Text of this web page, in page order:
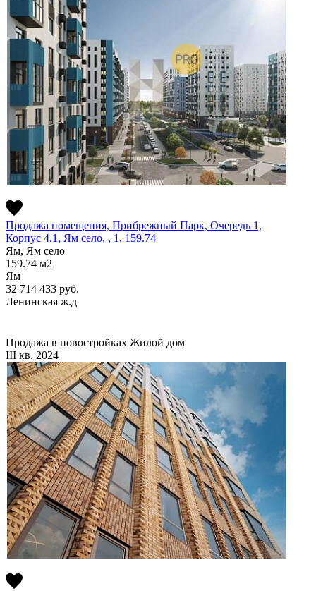
Продажа помещения, Прибрежный Парк, Очередь 1,
Корпус 4.1, Ям село, , 1, 159.74
Ям, Ям село
159.74 м2
Ям
32 714 433 руб.
Ленинская ж.д
Продажа в новостройках Жилой дом
III кв. 2024